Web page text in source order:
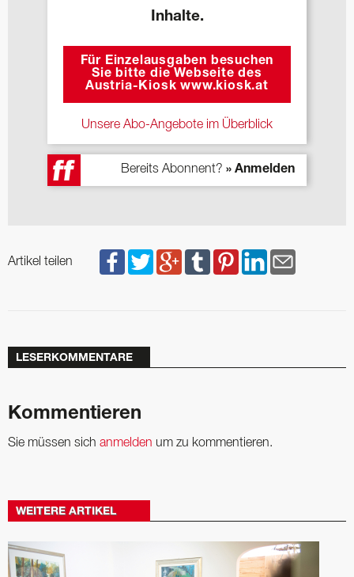
Inhalte.
Für Einzelausgaben besuchen
Sie bitte die Webseite des
Austria-Kiosk www.kiosk.at
Unsere Abo-Angebote im Überblick
Bereits Abonnent? » Anmelden
Artikel teilen
LESERKOMMENTARE
Kommentieren
Sie müssen sich anmelden um zu kommentieren.
WEITERE ARTIKEL